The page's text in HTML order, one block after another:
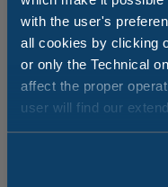
with the user's
all cookies by clicking
or only the Technical
affect the proper
user will find our
Wszystkie atrakcje
wakacji są żywe i
werandzie i cieszenie
chwilami w
naprawdę najlepsza
Wypróbuj naszą